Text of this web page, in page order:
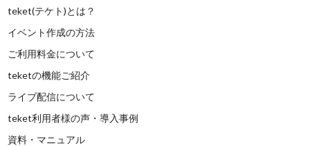
teket(テケト)とは？
イベント作成の方法
ご利用料金について
teketの機能ご紹介
ライブ配信について
teket利用者様の声・導入事例
資料・マニュアル